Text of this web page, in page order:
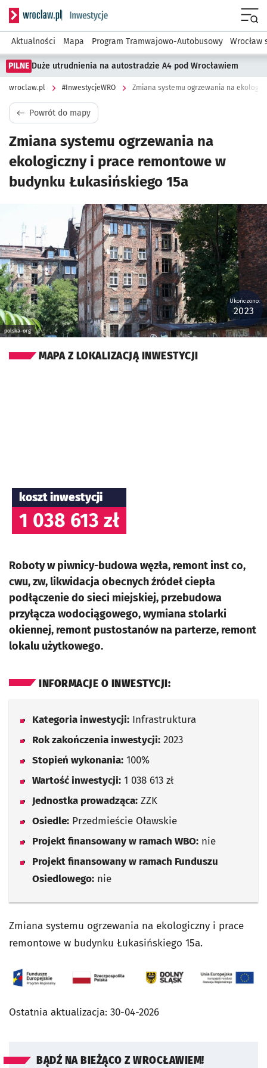
Serwis informacyjny wroclaw.pl podserwis:
Aktualności Mapa Program Tramwajowo-Autobusowy Wrocław
PILNE Duże utrudnienia na autostradzie A4 pod Wrocławiem
wroclaw.pl #InwestycjeWRO
Powrót do mapy
Zmiana systemu ogrzewania na
ekologiczny i prace remontowe w
budynku Łukasińskiego 15a
Kliknij, aby powiększyć
polska-org
Ukończono:
2023
MAPA Z LOKALIZACJĄ INWESTYCJI
koszt inwestycji
1 038 613 zł
Roboty w piwnicy-budowa węzła, remont inst co,
cwu, zw, likwidacja obecnych źródeł ciepła
podłączenie do sieci miejskiej, przebudowa
przyłącza wodociągowego, wymiana stolarki
okiennej, remont pustostanów na parterze, remont
lokalu użytkowego.
INFORMACJE O INWESTYCJI:
Kategoria inwestycji: Infrastruktura
Rok zakończenia inwestycji: 2023
Stopień wykonania: 100%
Wartość inwestycji: 1 038 613 zł
Jednostka prowadząca: ZZK
Osiedle: Przedmieście Oławskie
Projekt finansowany w ramach WBO: nie
Projekt finansowany w ramach Funduszu
Osiedlowego: nie
Zmiana systemu ogrzewania na ekologiczny i prace
remontowe w budynku Łukasińskiego 15a.
Ostatnia aktualizacja: 30-04-2026
BĄDŹ NA BIEŻĄCO Z WROCŁAWIEM!